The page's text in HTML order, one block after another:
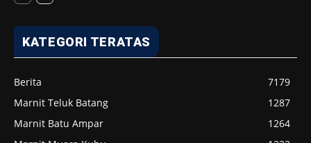
KATEGORI TERATAS
Berita
7179
Marnit Teluk Batang
1287
Marnit Batu Ampar
1264